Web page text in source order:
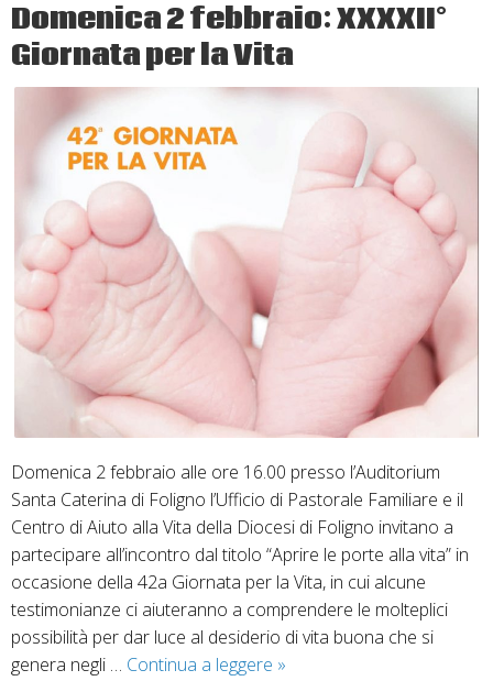
Domenica 2 febbraio: XXXXII°
Giornata per la Vita
Domenica 2 febbraio alle ore 16.00 presso l’Auditorium
Santa Caterina di Foligno l’Ufficio di Pastorale Familiare e il
Centro di Aiuto alla Vita della Diocesi di Foligno invitano a
partecipare all’incontro dal titolo “Aprire le porte alla vita” in
occasione della 42a Giornata per la Vita, in cui alcune
testimonianze ci aiuteranno a comprendere le molteplici
possibilità per dar luce al desiderio di vita buona che si
genera negli … Continua a leggere Domenica
»